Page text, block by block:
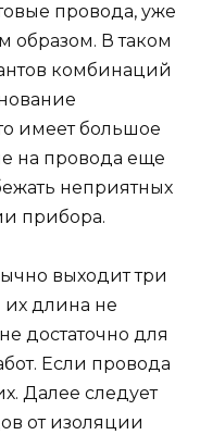
провода, уже
В таком
комбинаций
имеет большое
на провода еще
неприятных
прибора.
выходит три
их длина не
достаточно для
Если провода
Далее следует
от изоляции